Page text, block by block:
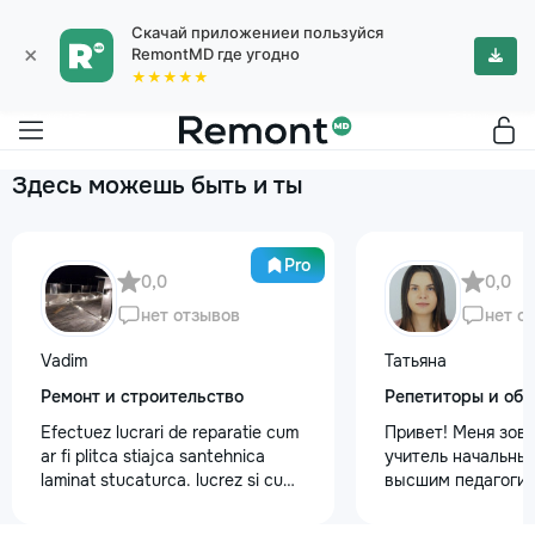
×
Скачай приложениеи пользуйся
RemontMD где угодно
★★★★★
Здесь можешь быть и ты
Pro
0,0
нет отзывов
Vadim
Ремонт и строительство
Efectuez lucrari de reparatie cum
ar fi plitca stiajca santehnica
laminat stucaturca. lucrez si cu
0,0
нет
Татьяна
Репетиторы и
Привет! Меня
учитель
высшим